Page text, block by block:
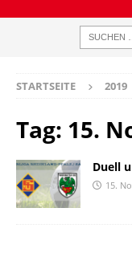
STARTSEITE 2019
Tag: 15.
Duell
15.